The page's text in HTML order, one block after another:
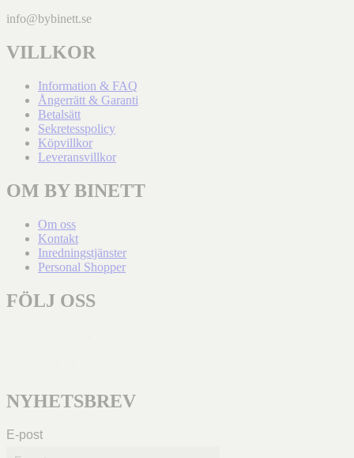
info@bybinett.se
VILLKOR
Information & FAQ
Ångerrätt & Garanti
Betalsätt
Sekretesspolicy
Köpvillkor
Leveransvillkor
OM BY BINETT
Om oss
Kontakt
Inredningstjänster
Personal Shopper
FÖLJ OSS
NYHETSBREV
E-post